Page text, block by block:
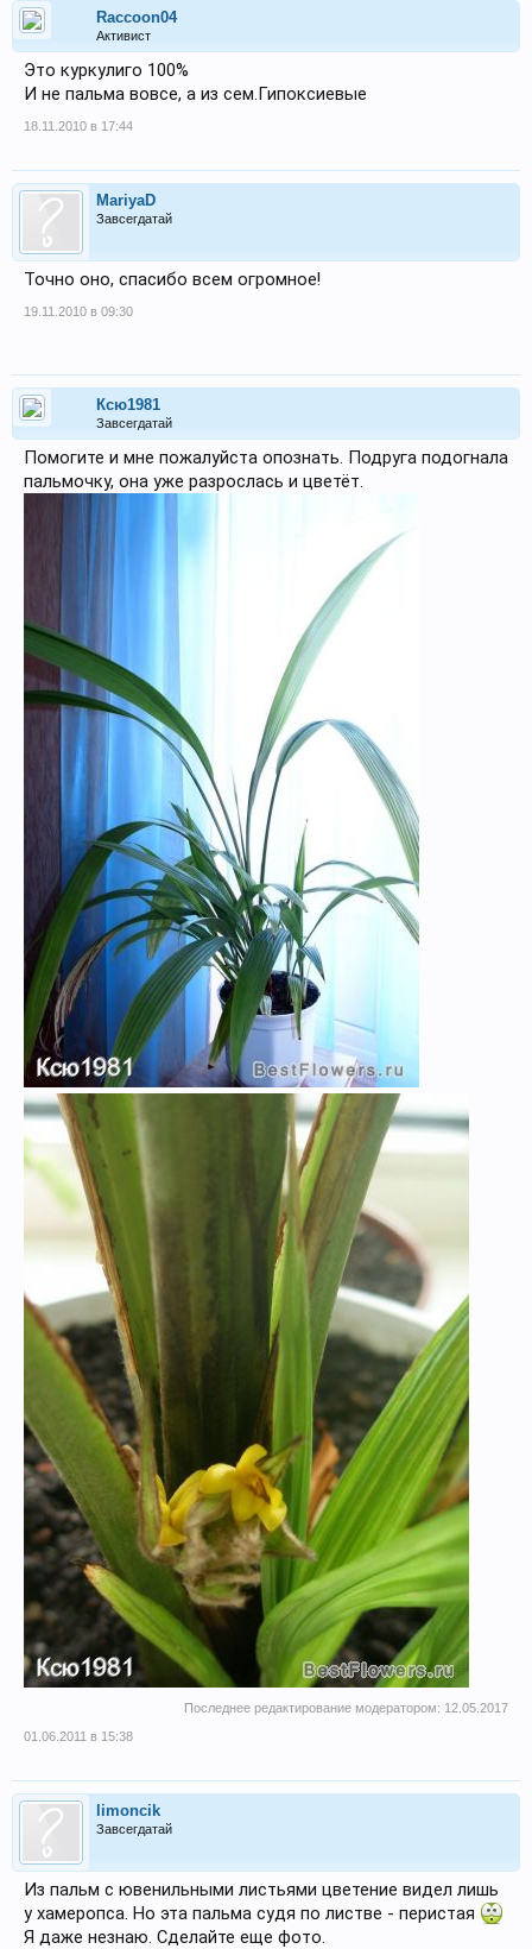
Raccoon04
Активист
Это куркулиго 100%
И не пальма вовсе, а из сем.Гипоксиевые
18.11.2010 в 17:44
MariyaD
Завсегдатай
Точно оно, спасибо всем огромное!
19.11.2010 в 09:30
Ксю1981
Завсегдатай
Помогите и мне пожалуйста опознать. Подруга подогнала
пальмочку, она уже разрослась и цветёт.
Последнее редактирование модератором: 12.05.2017
01.06.2011 в 15:38
limoncik
Завсегдатай
Из пальм с ювенильными листьями цветение видел лишь
у хамеропса. Но эта пальма судя по листве - перистая
Я даже незнаю. Сделайте еще фото.